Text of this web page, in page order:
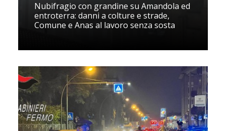
Nubifragio con grandine su Amandola ed
entroterra: danni a colture e strade,
Comune e Anas al lavoro senza sosta